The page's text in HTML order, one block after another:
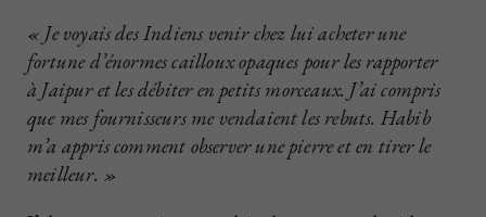
« Je voyais des Indiens venir chez lui acheter une
fortune d’énormes cailloux opaques pour les rapporter
à Jaipur et les débiter en petits morceaux. J’ai compris
que mes fournisseurs me vendaient les rebuts. Habib
m’a appris comment observer une pierre et en tirer le
meilleur. »